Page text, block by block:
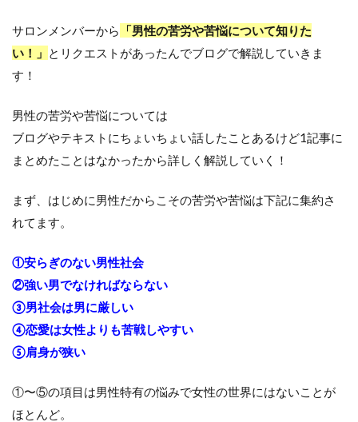
サロンメンバーから
「男性の苦労や苦悩について知りた
い！」 とリクエストがあったんでブログで解説していきま
す！
男性の苦労や苦悩については
ブログやテキストにちょいちょい話したことあるけど1記事に
まとめたことはなかったから詳しく解説していく！
まず、はじめに男性だからこその苦労や苦悩は下記に集約さ
れてます。
①安らぎのない男性社会
②強い男でなければならない
③男社会は男に厳しい
④恋愛は女性よりも苦戦しやすい
⑤肩身が狭い
①〜⑤の項目は男性特有の悩みで女性の世界にはないことが
ほとんど。